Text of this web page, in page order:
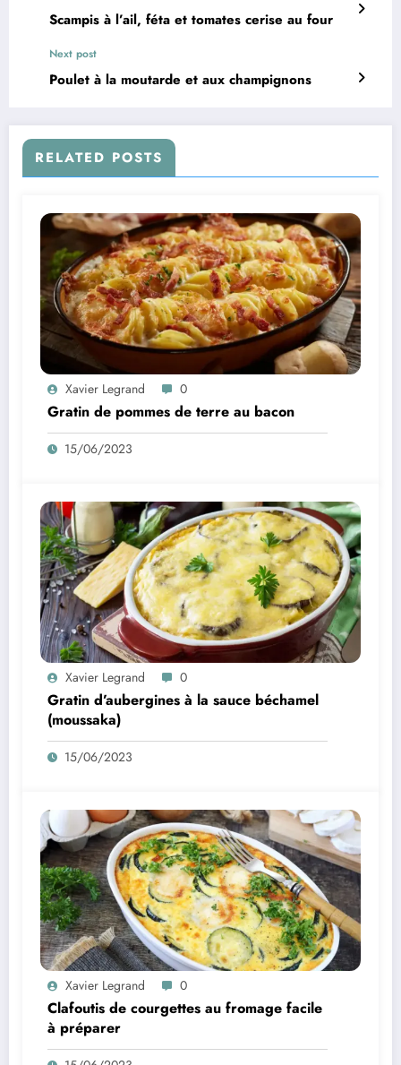
Scampis à l’ail, féta et tomates cerise au four
Next post
Poulet à la moutarde et aux champignons
RELATED POSTS
Xavier Legrand 0
Gratin de pommes de terre au bacon
15/06/2023
Xavier Legrand 0
Gratin d’aubergines à la sauce béchamel
(moussaka)
15/06/2023
Xavier Legrand 0
Clafoutis de courgettes au fromage facile
à préparer